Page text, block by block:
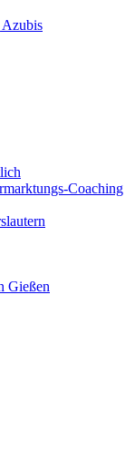
Coaching
Gießen